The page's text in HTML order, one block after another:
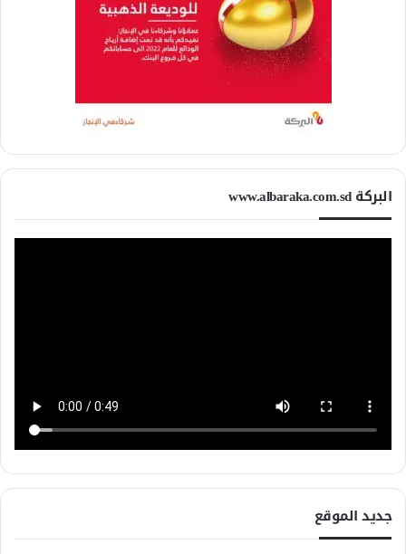
البركة www.albaraka.com.sd
جديد الموقع